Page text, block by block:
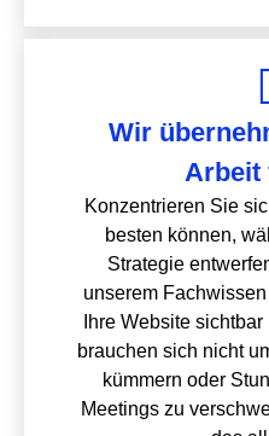
Wir
Arbeit
Konzentrieren Sie
besten können,
Strategie
unserem
Ihre Website
brauchen sich nicht
kümmern oder
Meetings zu